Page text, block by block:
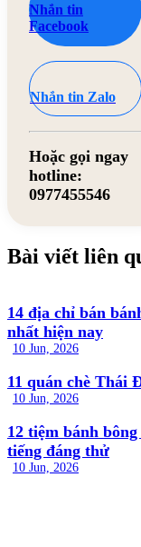
Nhắn tin
Facebook
Nhắn tin Zalo
Hoặc gọi ngay
hotline:
0977455546
Bài viết liên
14 địa chỉ bán
nhất hiện nay
10 Jun, 2026
11 quán chè Thái
10 Jun, 2026
12 tiệm bánh
tiếng đáng thử
10 Jun, 2026